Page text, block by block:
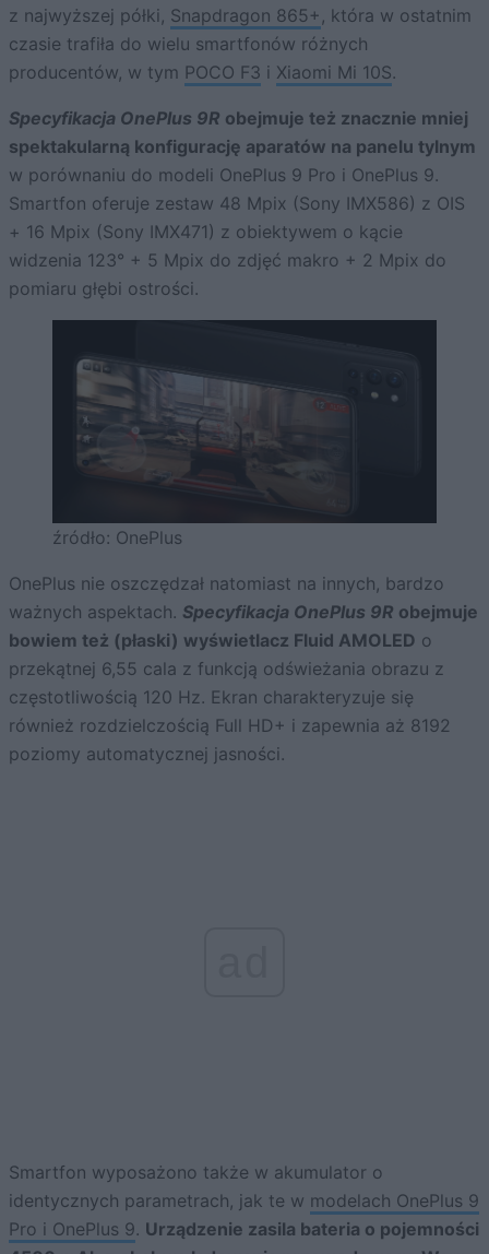
z najwyższej półki, Snapdragon 865+ , która w ostatnim
czasie trafiła do wielu smartfonów różnych
producentów, w tym POCO F3 i Xiaomi Mi 10S.
Specyfikacja OnePlus 9R obejmuje też znacznie mniej
spektakularną konfigurację aparatów na panelu tylnym
w porównaniu do modeli OnePlus 9 Pro i OnePlus 9.
Smartfon oferuje zestaw 48 Mpix (Sony IMX586) z OIS
+ 16 Mpix (Sony IMX471) z obiektywem o kącie
widzenia 123° + 5 Mpix do zdjęć makro + 2 Mpix do
pomiaru głębi ostrości.
źródło: OnePlus
OnePlus nie oszczędzał natomiast na innych, bardzo
ważnych aspektach. Specyfikacja OnePlus 9R obejmuje
bowiem też (płaski) wyświetlacz Fluid AMOLED o
przekątnej 6,55 cala z funkcją odświeżania obrazu z
częstotliwością 120 Hz. Ekran charakteryzuje się
również rozdzielczością Full HD+ i zapewnia aż 8192
poziomy automatycznej jasności.
Smartfon wyposażono także w akumulator o
identycznych parametrach, jak te w modelach OnePlus 9
Pro i OnePlus 9. Urządzenie zasila bateria o pojemności